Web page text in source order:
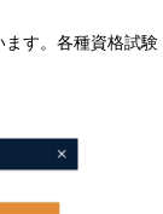
ます。各種資格試験